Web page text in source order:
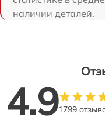
наличии деталей.
4.91799